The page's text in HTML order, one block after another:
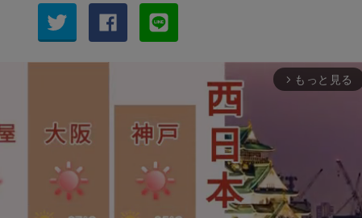
arrow_forward_ios もっと見る